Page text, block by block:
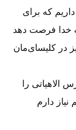
که برای
خدا فرصت دهد
در کلیسای‌‌مان
الاهیاتی را
دارم